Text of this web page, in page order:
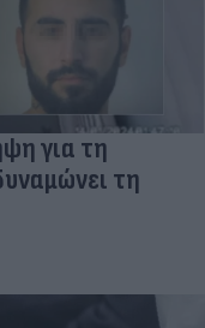
για τη
τη